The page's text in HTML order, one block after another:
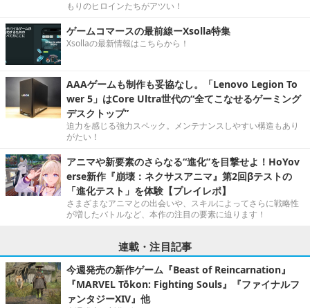
もりのヒロインたちがアツい！
ゲームコマースの最前線ーXsolla特集
Xsollaの最新情報はこちらから！
AAAゲームも制作も妥協なし。「Lenovo Legion To
wer 5」はCore Ultra世代の“全てこなせるゲーミング
デスクトップ”
迫力を感じる強力スペック。メンテナンスしやすい構造もあり
がたい！
アニマや新要素のさらなる“進化”を目撃せよ！HoYov
erse新作『崩壊：ネクサスアニマ』第2回βテストの
「進化テスト」を体験【プレイレポ】
さまざまなアニマとの出会いや、スキルによってさらに戦略性
が増したバトルなど、本作の注目の要素に迫ります！
連載・注目記事
今週発売の新作ゲーム『Beast of Reincarnation』
『MARVEL Tōkon: Fighting Souls』『ファイナルフ
ァンタジーXIV』他